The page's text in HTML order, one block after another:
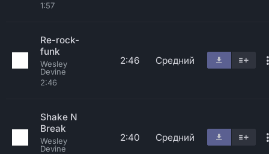
1:57
Re-rock-
funk
Wesley
Devine
2:46
2:46 Средний
Shake N
Break
Wesley
Devine
2:40 Средний